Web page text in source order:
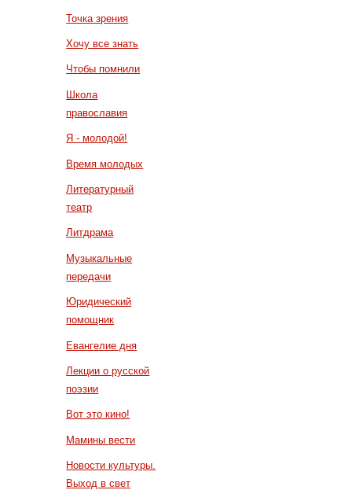
Точка зрения
Хочу все знать
Чтобы помнили
Школа
православия
Я - молодой!
Время молодых
Литературный
театр
Литдрама
Музыкальные
передачи
Юридический
помощник
Евангелие дня
Лекции о русской
поэзии
Вот это кино!
Мамины вести
Новости культуры.
Выход в свет